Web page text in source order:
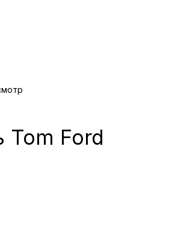
Tom Ford